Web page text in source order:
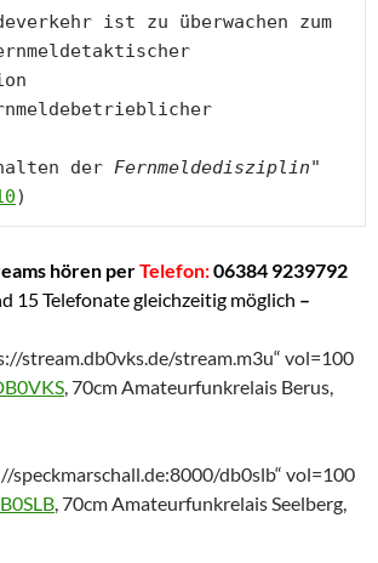
ist zu überwachen zum
der Fernmeldedisziplin"
)
hören perTelefon:06384 9239792
15 Telefonate gleichzeitig möglich –
stream.db0vks.de/stream.m3u“ vol=100
, 70cm Amateurfunkrelais Berus,
speckmarschall.de:8000/db0slb“ vol=100
, 70cm Amateurfunkrelais Seelberg,